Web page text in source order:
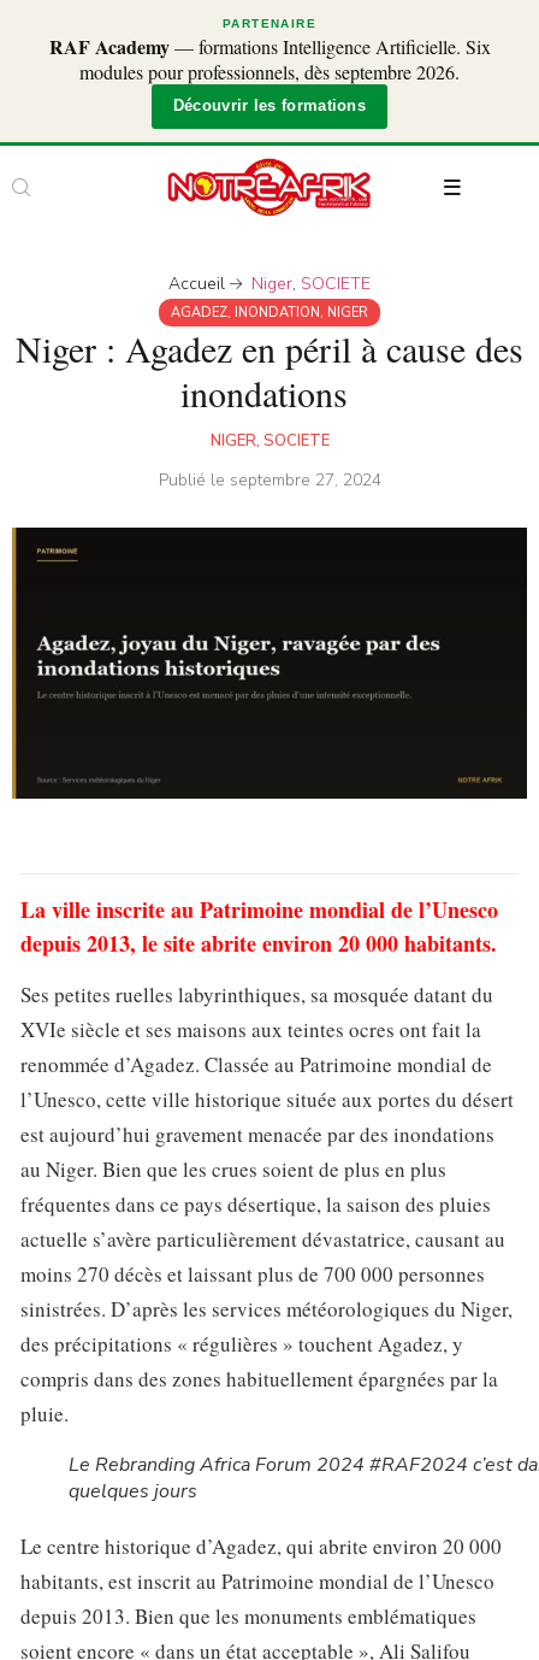
PARTENAIRE
RAF Academy— formations Intelligence Artificielle. Six
modules pour professionnels, dès septembre 2026.
Découvrir les formations
Accueil Niger, SOCIETE
AGADEZ, INONDATION, NIGER
Niger : Agadez en péril à cause des
inondations
NIGER, SOCIETE
Publié le septembre 27, 2024
La ville inscrite au Patrimoine mondial de l’Unesco
depuis 2013, le site abrite environ 20 000 habitants.
Ses petites ruelles labyrinthiques, sa mosquée datant du
XVIe siècle et ses maisons aux teintes ocres ont fait la
renommée d’Agadez. Classée au Patrimoine mondial de
l’Unesco, cette ville historique située aux portes du désert
est aujourd’hui gravement menacée par des inondations
au Niger. Bien que les crues soient de plus en plus
fréquentes dans ce pays désertique, la saison des pluies
actuelle s’avère particulièrement dévastatrice, causant au
moins 270 décès et laissant plus de 700 000 personnes
sinistrées. D’après les services météorologiques du Niger,
des précipitations « régulières » touchent Agadez, y
compris dans des zones habituellement épargnées par la
pluie.
Le Rebranding Africa Forum 2024 #RAF2024 c’est
quelques jours
Le centre historique d’Agadez, qui abrite environ 20 000
habitants, est inscrit au Patrimoine mondial de l’Unesco
depuis 2013. Bien que les monuments emblématiques
soient encore « dans un état acceptable », Ali Salifou